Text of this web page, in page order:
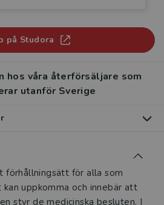
på Studora
hos våra återförsäljare som
utanför Sverige
av den här produkten
tillhandahålls via Studora.se
under 180 dagar. Observera
förhållningsätt för alla som
uppkomma och innebär att
styr de medicinska besluten. I